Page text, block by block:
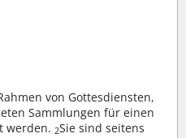
von Gottesdiensten,
Sammlungen für einen
werden. 2Sie sind seitens